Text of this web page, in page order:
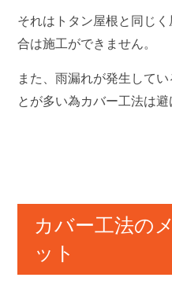
それはトタン屋根と同じ
合は施工ができません。
また、雨漏れが発生して
とが多い為カバー工法は避
カバー工法の
ット